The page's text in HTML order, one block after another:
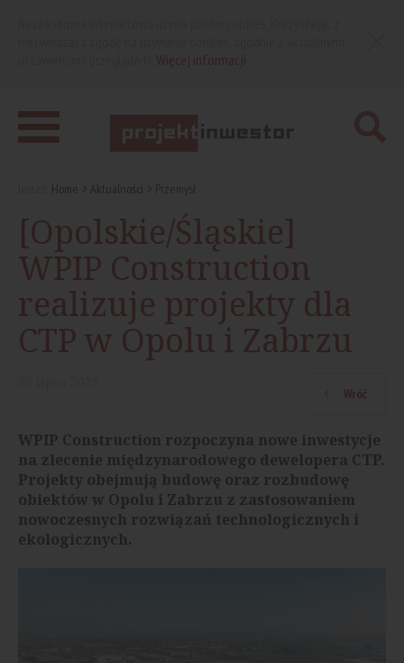
Home Aktualności Przemysł
[Opolskie/Śląskie]
WPIP Construction
realizuje projekty dla
CTP w Opolu i Zabrzu
Wróć
WPIP Construction rozpoczyna nowe inwestycje
na zlecenie międzynarodowego dewelopera CTP.
Projekty obejmują budowę oraz rozbudowę
obiektów w Opolu i Zabrzu z zastosowaniem
nowoczesnych rozwiązań technologicznych i
ekologicznych.